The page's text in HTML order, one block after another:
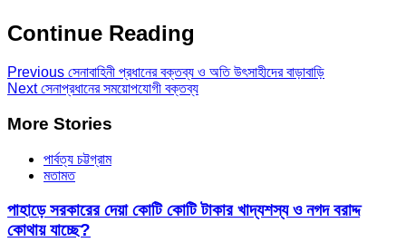
Continue Reading
Previous সেনাবাহিনী প্রধানের বক্তব্য ও অতি উৎসাহীদের বাড়াবাড়ি
Nextসেনাপ্রধানের সময়োপযোগী বক্তব্য
More Stories
পার্বত্য চট্টগ্রাম
মতামত
পাহাড়ে সরকারের দেয়া কোটি কোটি টাকার খাদ্যশস্য ও নগদ বরাদ্দ
কোথায় যাচ্ছে?